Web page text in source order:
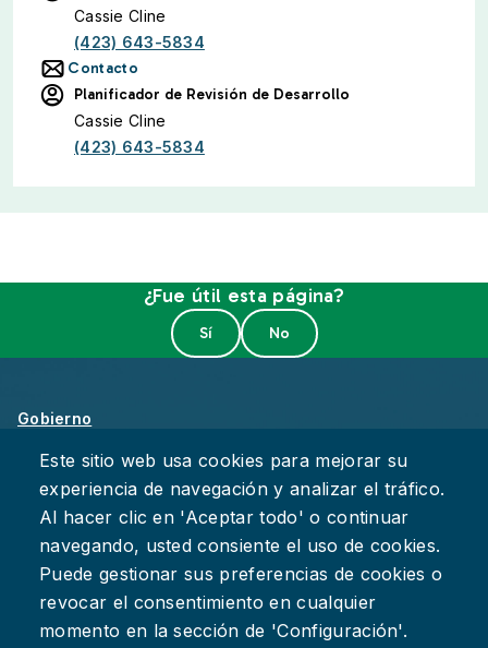
Cassie Cline
(423) 643-5834
Contacto
Planificador de Revisión de Desarrollo
Cassie Cline
(423) 643-5834
¿Fue útil esta página?
Gobierno
Sobre Chattanooga
Empleos
Política de Privacidad
Accesibilidad
Deje su Comentario
Este sitio web usa cookies para mejorar su
experiencia de navegación y analizar el tráfico.
Al hacer clic en 'Aceptar todo' o continuar
navegando, usted consiente el uso de cookies.
Puede gestionar sus preferencias de cookies o
revocar el consentimiento en cualquier
momento en la sección de 'Configuración'.